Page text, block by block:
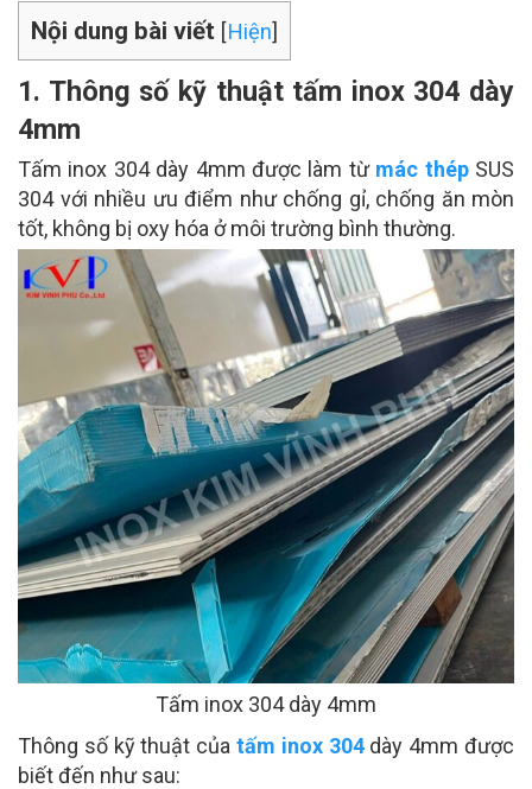
Nội dung bài viết [Hiện]
1. Thông số kỹ thuật tấm inox 304 dày
4mm
Tấm inox 304 dày 4mm được làm từ mác thépSUS
304 với nhiều ưu điểm như chống gỉ, chống ăn mòn
tốt, không bị oxy hóa ở môi trường bình thường.
Tấm inox 304 dày 4mm
Thông số kỹ thuật của tấm inox 304dày 4mm được
biết đến như sau: